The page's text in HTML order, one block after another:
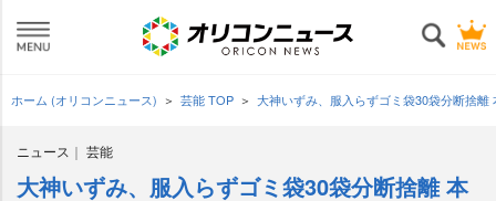
ホーム (オリコンニュース) 芸能 TOP 大神いずみ、服入らずゴミ袋30袋分断捨
ニュース 芸能
大神いずみ、服入らずゴミ袋30袋分断捨離 本